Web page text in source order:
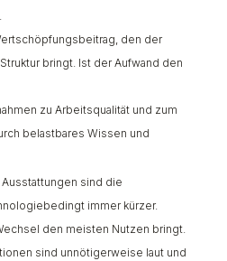
den der
bringt. Ist der Aufwand den
zu Arbeitsqualität und zum
belastbares Wissen und
sind die
immer kürzer.
den meisten Nutzen bringt.
sind unnötigerweise laut und